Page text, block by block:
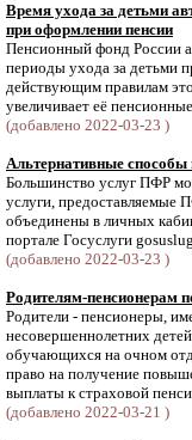
Время ухода за детьми
при оформлении пенсии
Пенсионный фонд России
периоды ухода за детьми
действующим правилам
увеличивает её
(добавлено 2022-03-23 )
Альтернативные
Большинство услуг ПФР
услуги, предоставляемые
объединены в личных
портале Госуслуги
(добавлено 2022-03-23 )
Родителям-пенсионерам
Родители - пенсионеры,
несовершеннолетних
обучающихся на очном
право на получение
выплаты к страховой
(добавлено 2022-03-21 )